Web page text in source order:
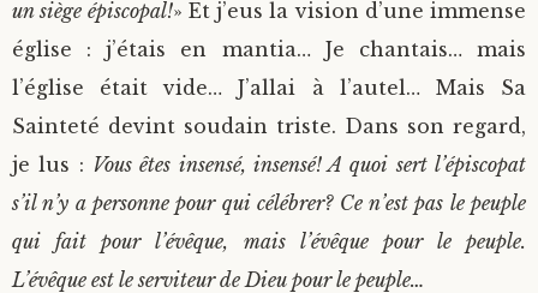
un siège épiscopal!» Et j’eus la vision d’une immense
église : j’étais en mantia… Je chantais… mais
l’église était vide… J’allai à l’autel… Mais Sa
Sainteté devint soudain triste. Dans son regard,
je lus : Vous êtes insensé, insensé! A quoi sert l’épiscopat
s’il n’y a personne pour qui célébrer? Ce n’est pas le peuple
qui fait pour l’évêque, mais l’évêque pour le peuple.
L’évêque est le serviteur de Dieu pour le peuple…